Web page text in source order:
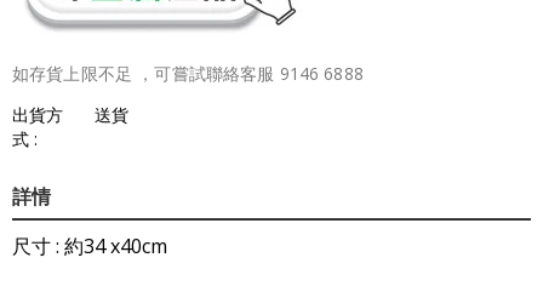
如存貨上限不足 ，可嘗試聯絡客服 9146 6888
出貨方
式 :
送貨
詳情
尺寸 : 約34 x40cm